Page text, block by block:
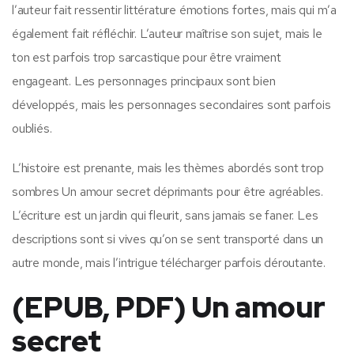
l’auteur fait ressentir littérature émotions fortes, mais qui m’a
également fait réfléchir. L’auteur maîtrise son sujet, mais le
ton est parfois trop sarcastique pour être vraiment
engageant. Les personnages principaux sont bien
développés, mais les personnages secondaires sont parfois
oubliés.
L’histoire est prenante, mais les thèmes abordés sont trop
sombres Un amour secret déprimants pour être agréables.
L’écriture est un jardin qui fleurit, sans jamais se faner. Les
descriptions sont si vives qu’on se sent transporté dans un
autre monde, mais l’intrigue télécharger parfois déroutante.
(EPUB, PDF) Un amour
secret